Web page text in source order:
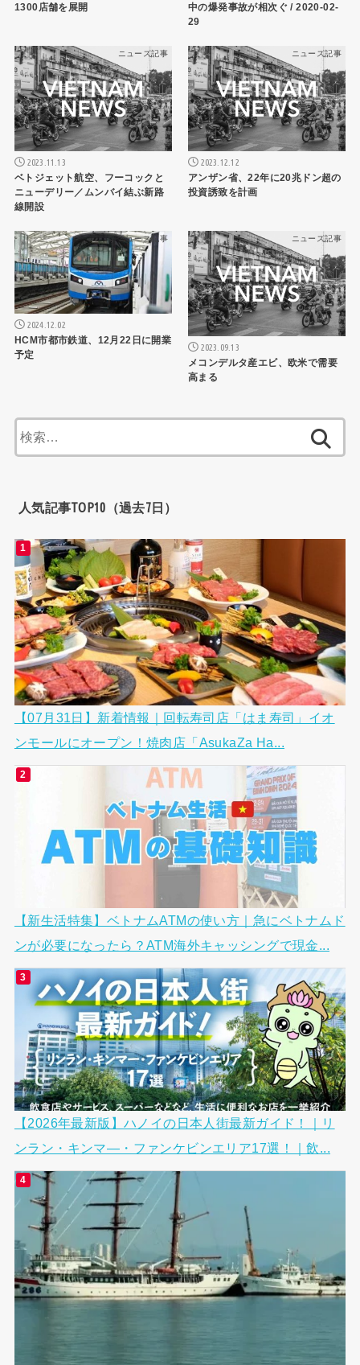
1300店舗を展開
中の爆発事故が相次ぐ / 2020-02-
29
ニュース記事
2023.11.13
ベトジェット航空、フーコックと
ニューデリー／ムンバイ結ぶ新路
線開設
ニュース記事
2023.12.12
アンザン省、22年に20兆ドン超の
投資誘致を計画
ニュース記事
2024.12.02
HCM市都市鉄道、12月22日に開業
予定
ニュース記事
2023.09.13
メコンデルタ産エビ、欧米で需要
高まる
索:
人気記事TOP10（過去7日）
【07月31日】新着情報｜回転寿司店「はま寿司」イオ
ンモールにオープン！焼肉店「AsukaZa Ha...
【新生活特集】ベトナムATMの使い方｜急にベトナムド
ンが必要になったら？ATM海外キャッシングで現金...
【2026年最新版】ハノイの日本人街最新ガイド！｜リ
ンラン・キンマ―・ファンケビンエリア17選！｜飲...